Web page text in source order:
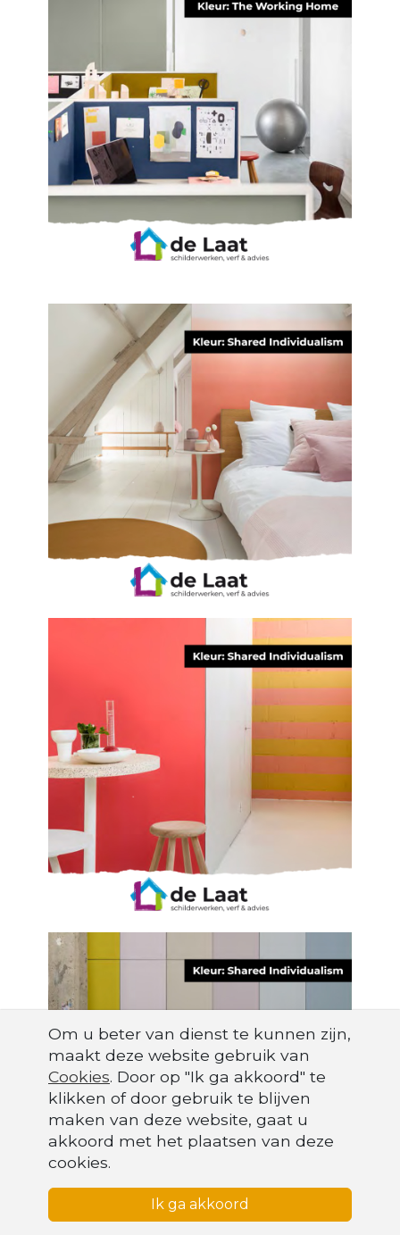
Om u beter van dienst te kunnen zijn,
maakt deze website gebruik van
Cookies. Door op "Ik ga akkoord" te
klikken of door gebruik te blijven
maken van deze website, gaat u
akkoord met het plaatsen van deze
cookies.
Ik ga akkoord
Cookies
Om u beter van dienst te kunnen zijn, maakt deze website
gebruik vancookies. Door op "Ik ga akkoord" te klikken of
door gebruik te blijven maken van deze website, gaat u
akkoord met het plaatsen van deze cookies.
Ik ga akkoord